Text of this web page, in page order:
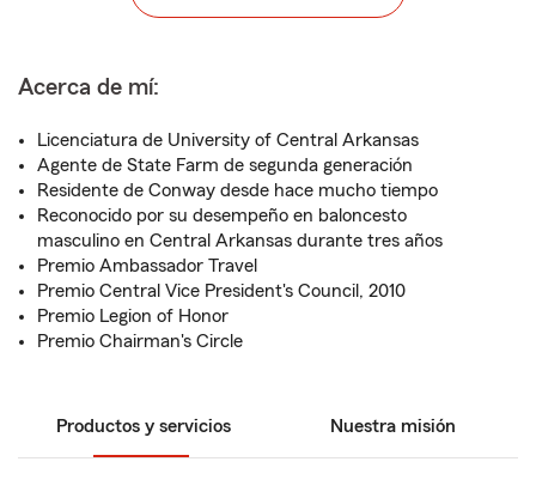
Acerca de mí:
Licenciatura de University of Central Arkansas
Agente de State Farm de segunda generación
Residente de Conway desde hace mucho tiempo
Reconocido por su desempeño en baloncesto
masculino en Central Arkansas durante tres años
Premio Ambassador Travel
Premio Central Vice President's Council, 2010
Premio Legion of Honor
Premio Chairman's Circle
Productos y servicios Nuestra misión